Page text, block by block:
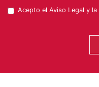
Acepto el Aviso Legal y la